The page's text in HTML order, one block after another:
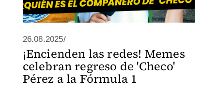
26.08.2025/
¡Encienden las redes! Memes
celebran regreso de 'Checo'
Pérez a la Fórmula 1